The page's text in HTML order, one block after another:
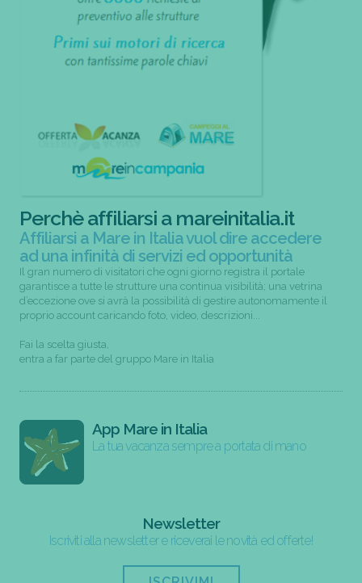
Perchè affiliarsi a mareinitalia.it
Affiliarsi a Mare in Italia vuol dire accedere
ad una infinità di servizi ed opportunità
Il gran numero di visitatori che ogni giorno registra il portale
garantisce a tutte le strutture una continua visibilità; una vetrina
d’eccezione ove si avrà la possibilità di gestire autonomamente il
proprio account caricando foto, video, descrizioni...
Fai la scelta giusta,
entra a far parte del gruppo Mare in Italia
App Mare in Italia
La tua vacanza sempre a portata di mano
Newsletter
Iscriviti alla newsletter e riceverai le novità ed offerte!